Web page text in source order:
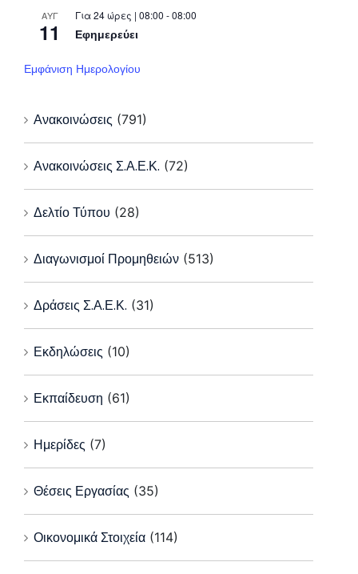
ΑΥΓ
11
Για 24 ώρες | 08:00 - 08:00
Εφημερεύει
Εμφάνιση Ημερολογίου
Ανακοινώσεις (791)
Ανακοινώσεις Σ.Α.Ε.Κ. (72)
Δελτίο Τύπου (28)
Διαγωνισμοί Προμηθειών (513)
Δράσεις Σ.Α.Ε.Κ. (31)
Εκδηλώσεις (10)
Εκπαίδευση (61)
Ημερίδες (7)
Θέσεις Εργασίας (35)
Οικονομικά Στοιχεία (114)